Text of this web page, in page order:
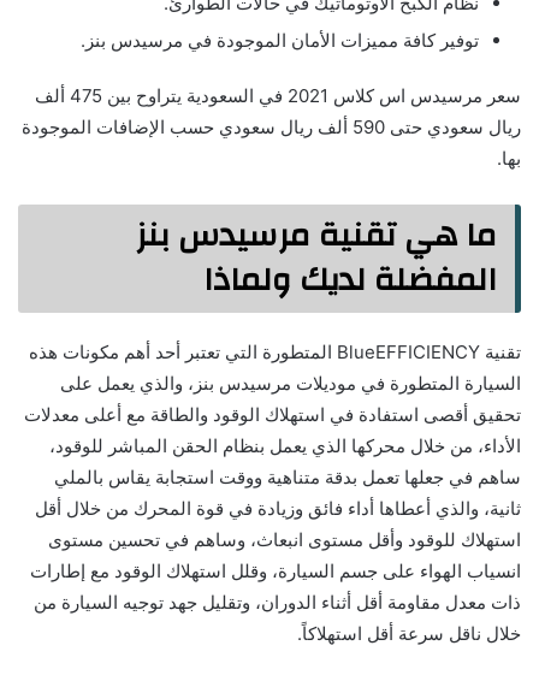
توفير كافة مميزات الأمان الموجودة في مرسيدس بنز.
سعر مرسيدس اس كلاس 2021 في السعودية يتراوح بين 475 ألف
ريال سعودي حتى 590 ألف ريال سعودي حسب الإضافات الموجودة
بها.
ما هي تقنية مرسيدس بنز
المفضلة لديك ولماذا
تقنية BlueEFFICIENCY المتطورة التي تعتبر أحد أهم مكونات هذه
السيارة المتطورة في موديلات مرسيدس بنز، والذي يعمل على
تحقيق أقصى استفادة في استهلاك الوقود والطاقة مع أعلى معدلات
الأداء، من خلال محركها الذي يعمل بنظام الحقن المباشر للوقود،
ساهم في جعلها تعمل بدقة متناهية ووقت استجابة يقاس بالملي
ثانية، والذي أعطاها أداء فائق وزيادة في قوة المحرك من خلال أقل
استهلاك للوقود وأقل مستوى انبعاث، وساهم في تحسين مستوى
انسياب الهواء على جسم السيارة، وقلل استهلاك الوقود مع إطارات
ذات معدل مقاومة أقل أثناء الدوران، وتقليل جهد توجيه السيارة من
خلال ناقل سرعة أقل استهلاكاً.